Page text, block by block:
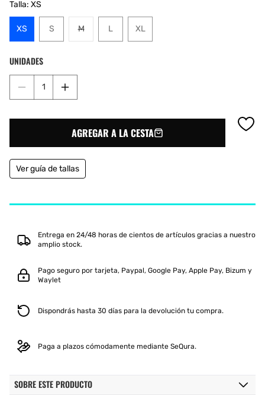
Talla: XS
XS S MVariante
agotada
L XL
UNIDADES
Reducir
cantidad
CLUB
TECH
MUJER
Aumentar
cantidad
HEAD
CLUB
TECH
MUJER
AGREGAR A LA CESTA
Ver guía de tallas
Entrega en 24/48 horas de cientos de artículos gracias a nuestro
amplio stock.
Pago seguro por tarjeta, Paypal, Google Pay, Apple Pay, Bizum y
Waylet
Dispondrás hasta 30 días para la devolución tu compra.
Paga a plazos cómodamente mediante SeQura.
SOBRE ESTE PRODUCTO